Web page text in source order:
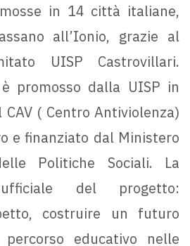
in 14 città italiane,
all’Ionio, grazie al
UISP Castrovillari.
promosso dalla UISP in
( Centro Antiviolenza)
e finanziato dal Ministero
Politiche Sociali. La
ufficiale del progetto:
costruire un futuro
percorso educativo nelle